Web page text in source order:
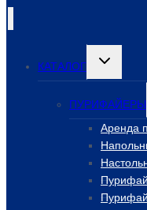
КАТАЛОГ
меню
ПУРИФАЙЕРЫ
Аренда